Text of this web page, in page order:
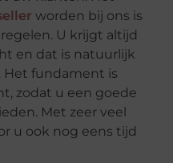
worden bij ons is
U krijgt altijd
en dat is natuurlijk
Het fundament is
zodat u een goede
Met zeer veel
u ook nog eens tijd